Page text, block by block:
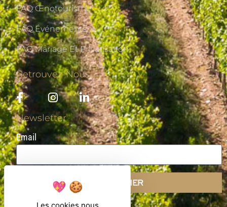
FAQ Œnotourisme
FAQ Événements
FAQ Mariage Et Privatisation
Retrouvez-Nous
Newsletter
Email
S'ABONNER